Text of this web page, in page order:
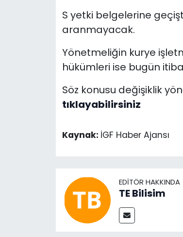
S yetki belgelerine
aranmayacak.
Yönetmeliğin kurye
hükümleri ise bugün
Söz konusu değişiklik
tıklayabilirsiniz
Kaynak: İGF Haber Ajansı
EDITÖR HAKKINDA
TE Bilisim